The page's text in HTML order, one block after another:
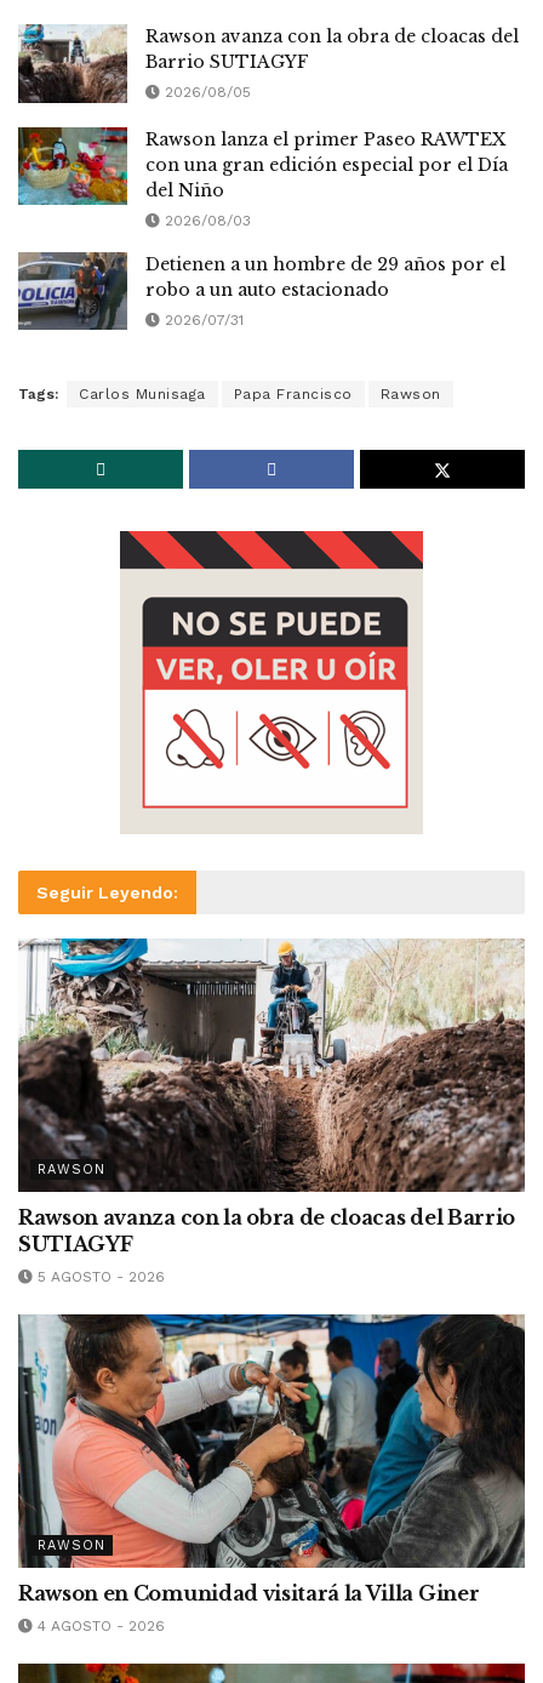
Rawson avanza con la obra de cloacas del
Barrio SUTIAGYF
2026/08/05
Rawson lanza el primer Paseo RAWTEX
con una gran edición especial por el Día
del Niño
2026/08/03
Detienen a un hombre de 29 años por el
robo a un auto estacionado
2026/07/31
Tags: Carlos Munisaga Papa Francisco Rawson
Seguir Leyendo:
RAWSON
Rawson avanza con la obra de cloacas del Barrio
SUTIAGYF
5 AGOSTO - 2026
RAWSON
Rawson en Comunidad visitará la Villa Giner
4 AGOSTO - 2026